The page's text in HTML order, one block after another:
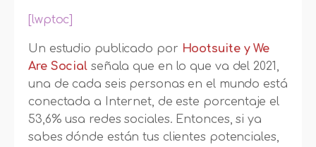
[lwptoc]
Un estudio publicado por Hootsuite y We
Are Social señala que en lo que va del 2021,
una de cada seis personas en el mundo está
conectada a Internet, de este porcentaje el
53,6% usa redes sociales. Entonces, si ya
sabes dónde están tus clientes potenciales,